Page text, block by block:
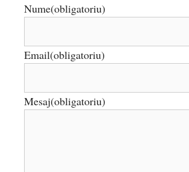
Nume(obligatoriu)
Email(obligatoriu)
Mesaj(obligatoriu)